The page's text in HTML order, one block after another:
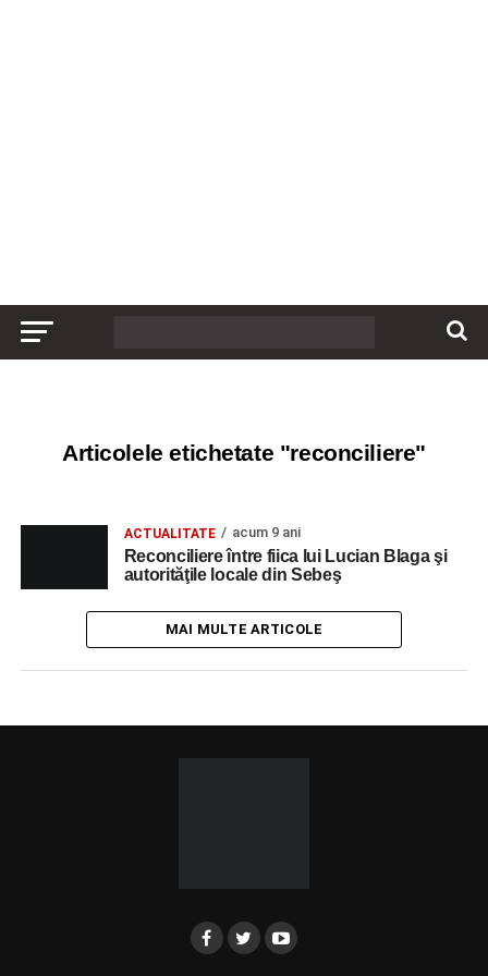
Articolele etichetate "reconciliere"
ACTUALITATE acum 9 ani
Reconciliere între fiica lui Lucian Blaga şi
autorităţile locale din Sebeş
MAI MULTE ARTICOLE